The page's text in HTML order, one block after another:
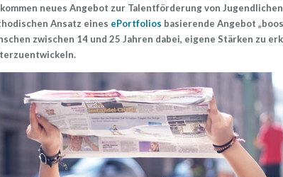
neues Angebot zur Talentförderung von
Ansatz eines ePortfolios basierende Angebot
zwischen 14 und 25 Jahren dabei, eigene Stärken zu